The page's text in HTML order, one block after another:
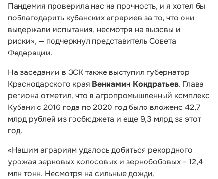
Пандемия проверила нас на прочность, и я хотел бы
поблагодарить кубанских аграриев за то, что они
выдержали испытания, несмотря на вызовы и
риски», — подчеркнул представитель Совета
Федерации.
На заседании в ЗСК также выступил губернатор
Краснодарского края Вениамин Кондратьев. Глава
региона отметил, что в агропромышленный комплекс
Кубани с 2016 года по 2020 год было вложено 42,7
млрд рублей из госбюджета и еще 9,3 млрд за этот
год.
«Нашим аграриям удалось добиться рекордного
урожая зерновых колосовых и зернобобовых – 12,4
млн тонн. Несмотря на сильные дожди,